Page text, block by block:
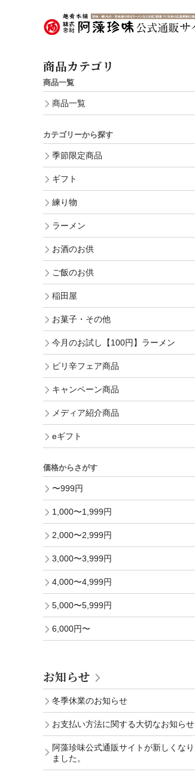
商品カテゴリ
商品一覧
商品一覧
カテゴリーから探す
季節限定商品
ギフト
練り物
ラーメン
お酒のお供
ご飯のお供
稲田屋
お菓子・その他
今月のお試し【100円】ラーメン
ピリ辛フェア商品
キャンペーン商品
メディア紹介商品
eギフト
価格からさがす
〜999円
1,000〜1,999円
2,000〜2,999円
3,000〜3,999円
4,000〜4,999円
5,000〜5,999円
6,000円〜
お知らせ
冬季休業のお知らせ
お支払い方法に関する大切なお知らせ
阿藻珍味公式通販サイトが新しくなり
ました。